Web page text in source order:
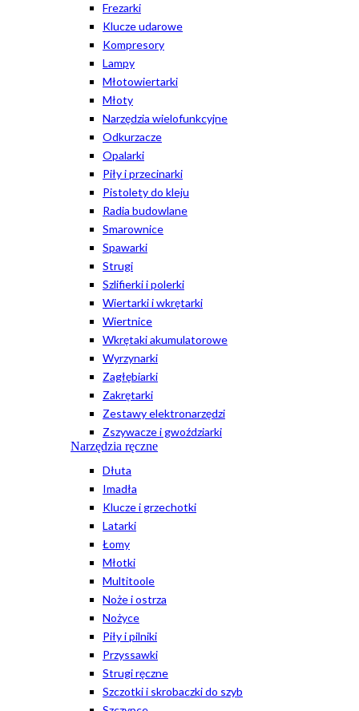
Frezarki
Klucze udarowe
Kompresory
Lampy
Młotowiertarki
Młoty
Narzędzia wielofunkcyjne
Odkurzacze
Opalarki
Piły i przecinarki
Pistolety do kleju
Radia budowlane
Smarownice
Spawarki
Strugi
Szlifierki i polerki
Wiertarki i wkrętarki
Wiertnice
Wkrętaki akumulatorowe
Wyrzynarki
Zagłębiarki
Zakrętarki
Zestawy elektronarzędzi
Zszywacze i gwoździarki
Narzędzia ręczne
Dłuta
Imadła
Klucze i grzechotki
Latarki
Łomy
Młotki
Multitoole
Noże i ostrza
Nożyce
Piły i pilniki
Przyssawki
Strugi ręczne
Szczotki i skrobaczki do szyb